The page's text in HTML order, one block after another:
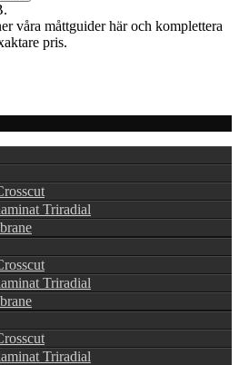
våra måttguider här och komplettera
pris.
Triradial
Triradial
Triradial